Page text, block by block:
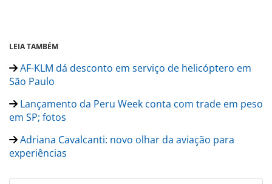
LEIA TAMBÉM
AF-KLM dá desconto em serviço de helicóptero em
São Paulo
Lançamento da Peru Week conta com trade em peso
em SP; fotos
Adriana Cavalcanti: novo olhar da aviação para
experiências